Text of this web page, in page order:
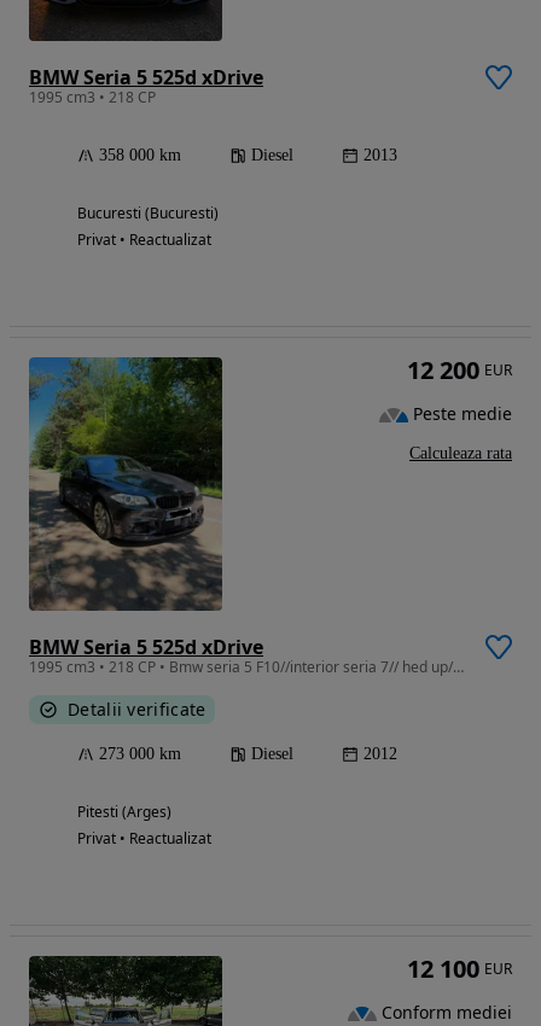
BMW Seria 5 525d xDrive
1995 cm3 • 218 CP
358 000 km Diesel 2013
Bucuresti (Bucuresti)
Privat • Reactualizat
BMW Seria 5 525d xDrive
1995 cm3 • 218 CP • Bmw seria 5 F10//interior seria 7// hed up//distronic//distributie
Detalii verificate
273 000 km Diesel 2012
Pitesti (Arges)
Privat • Reactualizat
12 200 EUR
Peste medie
Calculeaza rata
12 100 EUR
Conform mediei